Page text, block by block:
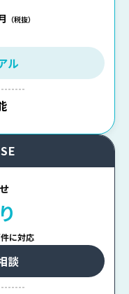
（税抜）
ル
に対応
談